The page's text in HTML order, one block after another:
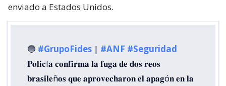
enviado a Estados Unidos.
🔵 #GrupoFides | #ANF #Seguridad
𝐏𝐨𝐥𝐢𝐜í𝐚 𝐜𝐨𝐧𝐟𝐢𝐫𝐦𝐚 𝐥𝐚 𝐟𝐮𝐠𝐚 𝐝𝐞 𝐝𝐨𝐬 𝐫𝐞𝐨𝐬
𝐛𝐫𝐚𝐬𝐢𝐥𝐞ñ𝐨𝐬 𝐪𝐮𝐞 𝐚𝐩𝐫𝐨𝐯𝐞𝐜𝐡𝐚𝐫𝐨𝐧 𝐞𝐥 𝐚𝐩𝐚𝐠ó𝐧 𝐞𝐧 𝐥𝐚